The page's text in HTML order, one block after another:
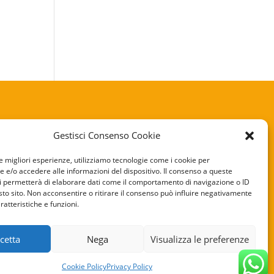
Gestisci Consenso Cookie
migliori esperienze, utilizziamo tecnologie come i cookie per
e/o accedere alle informazioni del dispositivo. Il consenso a queste
permetterà di elaborare dati come il comportamento di navigazione o ID
sito. Non acconsentire o ritirare il consenso può influire negativamente
e funzioni.
Nega Visualizza le preferenze
Cookie PolicyPrivacy Policy
POLICY